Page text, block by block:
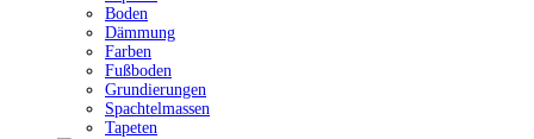
Boden
Dämmung
Farben
Fußboden
Grundierungen
Spachtelmassen
Tapeten